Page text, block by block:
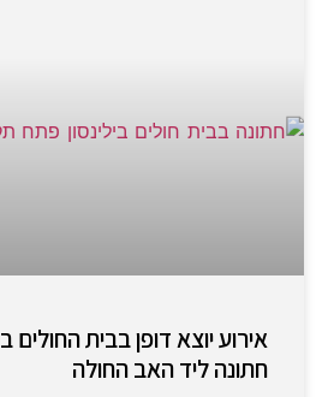
אירוע יוצא דופן בבית החולים
חתונה ליד האב החולה